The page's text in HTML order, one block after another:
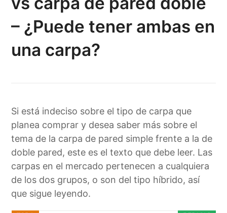
– ¿Puede tener ambas en
una carpa?
Si está indeciso sobre el tipo de carpa que
planea comprar y desea saber más sobre el
tema de la carpa de pared simple frente a la de
doble pared, este es el texto que debe leer. Las
carpas en el mercado pertenecen a cualquiera
de los dos grupos, o son del tipo híbrido, así
que sigue leyendo.